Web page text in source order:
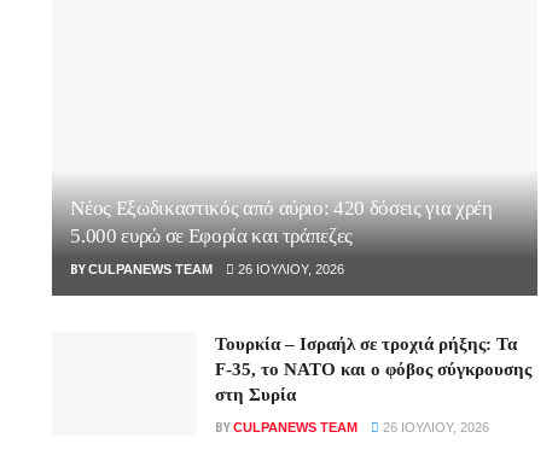
Νέος Εξωδικαστικός από αύριο: 420 δόσεις για χρέη
5.000 ευρώ σε Εφορία και τράπεζες
BYCULPANEWS TEAM 26 ΙΟΥΛΊΟΥ, 2026
Τουρκία – Ισραήλ σε τροχιά ρήξης: Τα
F-35, το ΝΑΤΟ και ο φόβος σύγκρουσης
στη Συρία
BYCULPANEWS TEAM 26 ΙΟΥΛΊΟΥ, 2026